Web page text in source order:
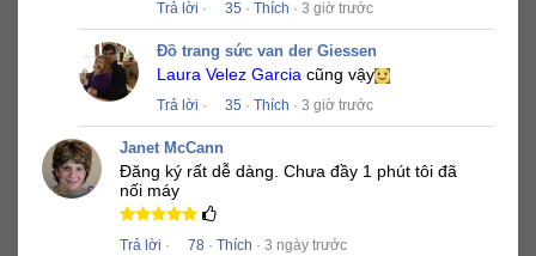
Trả lời · 35 · Thích · 3 giờ trước
Đồ trang sức van der Giessen
Laura Velez Garcia cũng vậy
Trả lời · 35 · Thích · 3 giờ trước
Janet McCann
Đăng ký rất dễ dàng. Chưa đầy 1 phút tôi đã
nối máy
Trả lời · 78 · Thích · 3 ngày trước